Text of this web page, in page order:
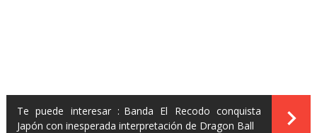
Te puede interesar : Banda El Recodo conquista
Japón con inesperada interpretación de Dragon Ball